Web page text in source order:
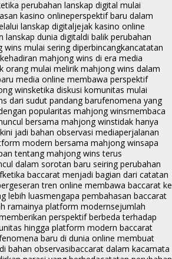
perubahan lanskap digital mulai
kasino onlineperspektif baru dalam
lanskap digitaljejak kasino online
lanskap dunia digitaldi balik perubahan
mulai sering diperbincangkancatatan
mahjong wins di era media
orang mulai melirik mahjong wins dalam
media online membawa perspektif
winsketika diskusi komunitas mulai
dari sudut pandang barufenomena yang
popularitas mahjong winsmembaca
bersama mahjong winstidak hanya
jadi bahan observasi mediaperjalanan
modern bersama mahjong winsapa
tentang mahjong wins terus
dalam sorotan baru seiring perubahan
ketika baccarat menjadi bagian dari catatan
tren online membawa baccarat ke
lebih luasmengapa pembahasan baccarat
ramainya platform modernsejumlah
perspektif berbeda terhadap
hingga platform modern baccarat
baru di dunia online membuat
bahan observasibaccarat dalam kacamata